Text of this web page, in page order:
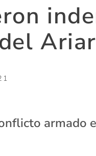
armado